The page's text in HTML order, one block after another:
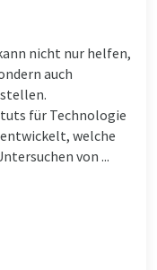
nicht nur helfen,
auch
für Technologie
welche
von ...